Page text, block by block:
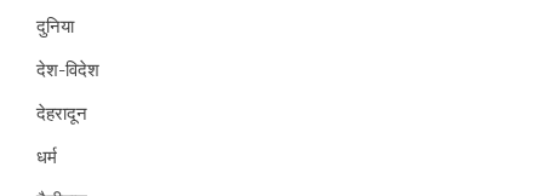
दुनिया
देश-विदेश
देहरादून
धर्म